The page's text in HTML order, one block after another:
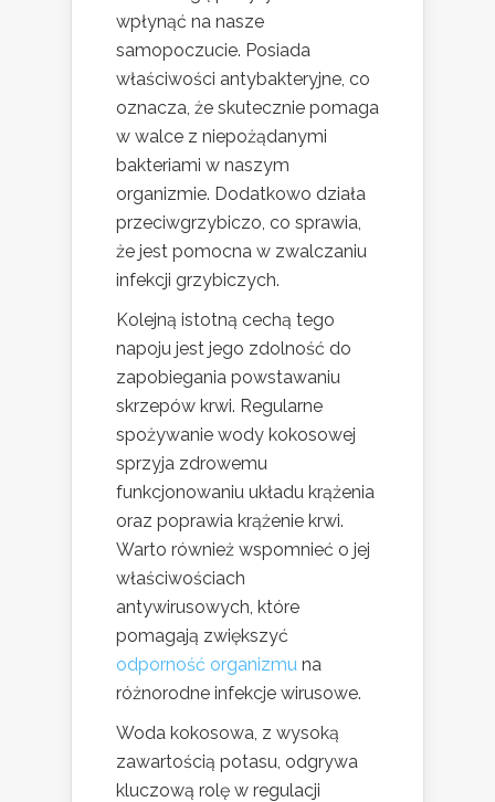
wpłynąć na nasze
samopoczucie. Posiada
właściwości antybakteryjne, co
oznacza, że skutecznie pomaga
w walce z niepożądanymi
bakteriami w naszym
organizmie. Dodatkowo działa
przeciwgrzybiczo, co sprawia,
że jest pomocna w zwalczaniu
infekcji grzybiczych.
Kolejną istotną cechą tego
napoju jest jego zdolność do
zapobiegania powstawaniu
skrzepów krwi. Regularne
spożywanie wody kokosowej
sprzyja zdrowemu
funkcjonowaniu układu krążenia
oraz poprawia krążenie krwi.
Warto również wspomnieć o jej
właściwościach
antywirusowych, które
pomagają zwiększyć
odporność organizmu na
różnorodne infekcje wirusowe.
Woda kokosowa, z wysoką
zawartością potasu, odgrywa
kluczową rolę w regulacji